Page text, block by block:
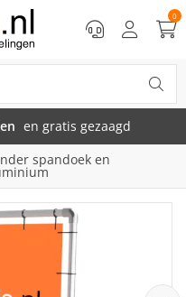
0
en gratis gezaagd
spandoek en